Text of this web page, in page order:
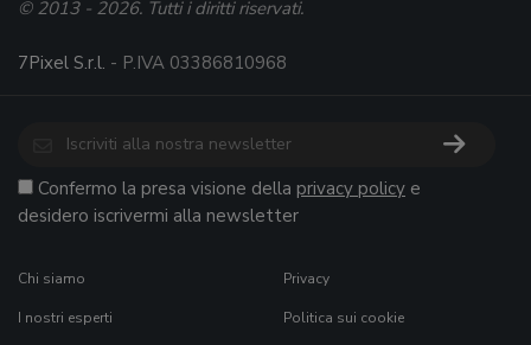
© 2013 - 2026. Tutti i diritti riservati.
7Pixel S.r.l. - P.IVA 03386810968
Confermo la presa visione della privacy policy e
desidero iscrivermi alla newsletter
Chi siamo
I nostri esperti
Privacy
Politica sui cookie